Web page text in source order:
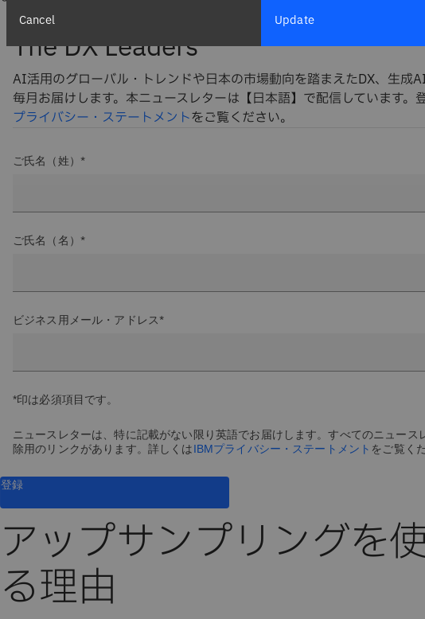
The DX Leaders
AI活用のグローバル・トレンドや日本の市場動向を踏まえたDX、生成
毎月お届けします。本ニュースレターは【日本語】で配信しています。
プライバシー・ステートメントをご覧ください。
ご氏名（姓）*
ご氏名（名）*
ビジネス用メール・アドレス*
*印は必須項目です。
ニュースレターは、特に記載がない限り英語でお届けします。すべてのニュース
除用のリンクがあります。詳しくはIBMプライバシー・ステートメント をご覧く
登録
アップサンプリングを
る理由
Cancel Update